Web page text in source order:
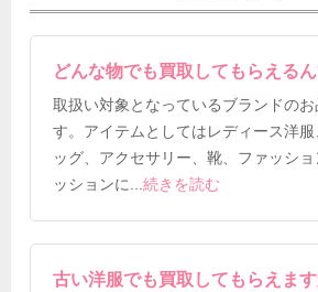
どんな物でも買取してもらえる
取扱い対象となっているブランドのお
す。アイテムとしてはレディース洋
ッグ、アクセサリー、靴、ファッシ
ッションに...続きを読む
古い洋服でも買取してもらえます